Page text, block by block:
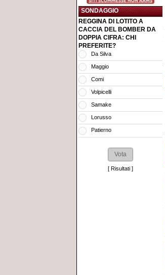
SONDAGGIO
REGGINA DI LOTITO A
CACCIA DEL BOMBER DA
DOPPIA CIFRA: CHI
PREFERITE?
Da Silva
Maggio
Comi
Volpicelli
Samake
Lorusso
Patierno
[ Risultati ]